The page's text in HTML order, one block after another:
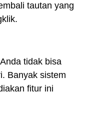
tautan yang
tidak bisa
Banyak sistem
fitur ini